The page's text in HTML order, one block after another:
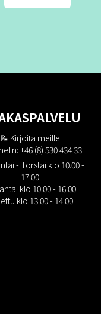
📝 Kirjoita meille
+46 (8) 530 434 33
- Torstai klo 10.00 -
17.00
klo 10.00 - 16.00
klo 13.00 - 14.00